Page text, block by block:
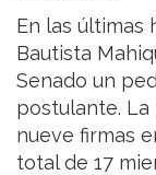
En las últimas
Bautista
Senado un
postulante.
nueve firmas
total de 17